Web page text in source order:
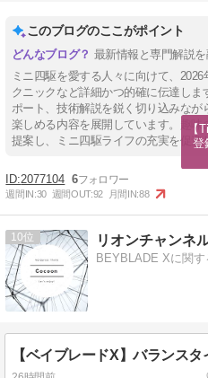
このブログのここがポイント
最新情報と専門解説を
ミニ四駆を愛する人々に向けて、
クニックなど詳細かつ的確に伝達し
ポート、技術解説を鋭く切り込みなが
楽しめる内容を展開しています。趣味
提案し、ミニ四駆ライフの充実を促進
2077104 6
週間IN:30 週間OUT:92 月間IN:88
10 リオンチャンネ
BEYBLADE Xに関
【
登